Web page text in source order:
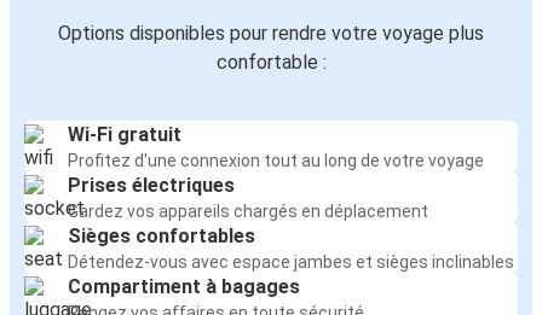
Options disponibles pour rendre votre voyage plus
confortable :
Wi-Fi gratuit
Profitez d'une connexion tout au long de votre voyage
Prises électriques
Gardez vos appareils chargés en déplacement
Sièges confortables
Détendez-vous avec espace jambes et sièges inclinables
Compartiment à bagages